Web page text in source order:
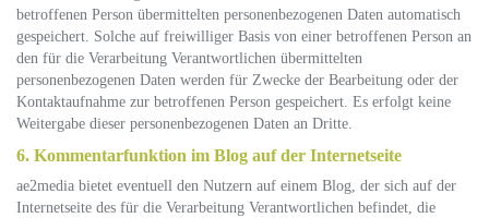
betroffenen Person übermittelten personenbezogenen Daten automatisch
gespeichert. Solche auf freiwilliger Basis von einer betroffenen Person an
den für die Verarbeitung Verantwortlichen übermittelten
personenbezogenen Daten werden für Zwecke der Bearbeitung oder der
Kontaktaufnahme zur betroffenen Person gespeichert. Es erfolgt keine
Weitergabe dieser personenbezogenen Daten an Dritte.
6. Kommentarfunktion im Blog auf der Internetseite
ae2media bietet eventuell den Nutzern auf einem Blog, der sich auf der
Internetseite des für die Verarbeitung Verantwortlichen befindet, die